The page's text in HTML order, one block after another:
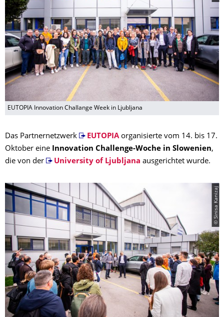
EUTOPIA Innovation Challange Week in Ljubljana
Das Partnernetzwerk EUTOPIAorganisierte vom 14. bis 17.
Oktober eine Innovation Challenge-Woche in Slowenien,
die von der
University of Ljubljana ausgerichtet wurde.
© Sinisa Kanizaj